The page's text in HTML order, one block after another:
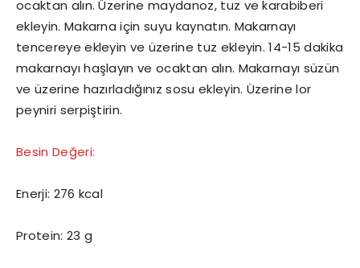
ocaktan alın. Üzerine maydanoz, tuz ve karabiberi
ekleyin. Makarna için suyu kaynatın. Makarnayı
tencereye ekleyin ve üzerine tuz ekleyin. 14-15 dakika
makarnayı haşlayın ve ocaktan alın. Makarnayı süzün
ve üzerine hazırladığınız sosu ekleyin. Üzerine lor
peyniri serpiştirin.
Besin Değeri:
Enerji: 276 kcal
Protein: 23 g